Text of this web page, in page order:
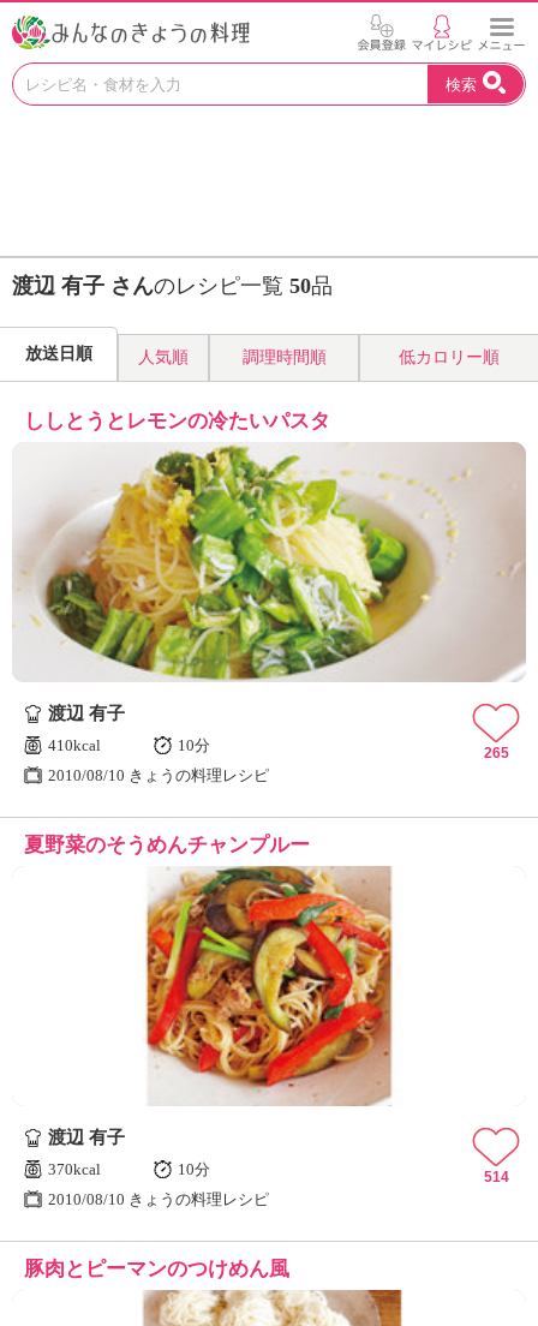
お
見
つ
よ
う
N
K
エ
デ
ュ
ケ
ー
シ
ョ
ナ
ん
の
き
ょ
う
の
料
理
」
検索
渡辺 有子 さんのレシピ一覧 50品
放送日順 人気順 調理時間順 低カロリー順
ししとうとレモンの冷たいパスタ
渡辺 有子
410kcal
10分
2010/08/10 きょうの料理レシピ
265
夏野菜のそうめんチャンプルー
渡辺 有子
370kcal
10分
2010/08/10 きょうの料理レシピ
514
豚肉とピーマンのつけめん風